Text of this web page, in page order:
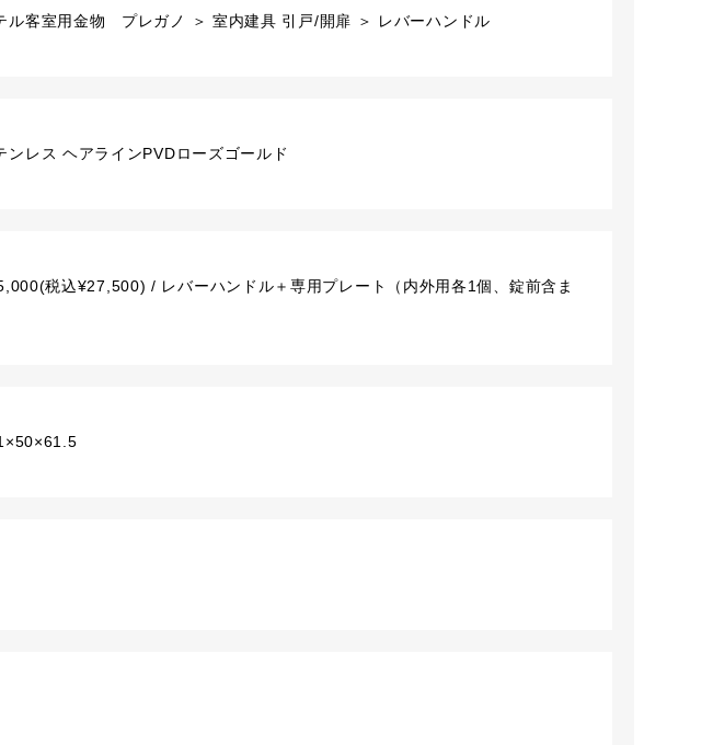
ル客室用金物 プレガノ ＞ 室内建具 引戸/開扉 ＞ レバーハンドル
ンレス ヘアラインPVDローズゴールド
税込¥27,500) / レバーハンドル＋専用プレート（内外用各1個、錠前含ま